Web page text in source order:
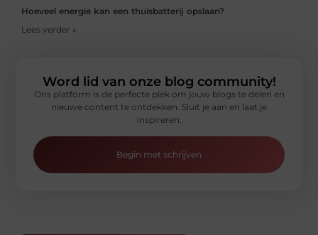
Hoeveel energie kan een thuisbatterij opslaan?
Lees verder »
Word lid van onze blog community!
Ons platform is de perfecte plek om jouw blogs te delen en
nieuwe content te ontdekken. Sluit je aan en laat je
inspireren.
Begin met schrijven